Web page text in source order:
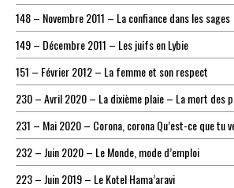
148 – Novembre 2011 – La confiance dans les sages
149 – Décembre 2011 – Les juifs en Lybie
151 – Février 2012 – La femme et son respect
230 – Avril 2020 – La dixième plaie – La mort des
231 – Mai 2020 – Corona, corona Qu’est-ce que tu
232 – Juin 2020 – Le Monde, mode d’emploi
223 – Juin 2019 – Le Kotel Hama’aravi